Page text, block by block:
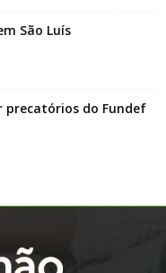
São Luís
precatórios do Fundef